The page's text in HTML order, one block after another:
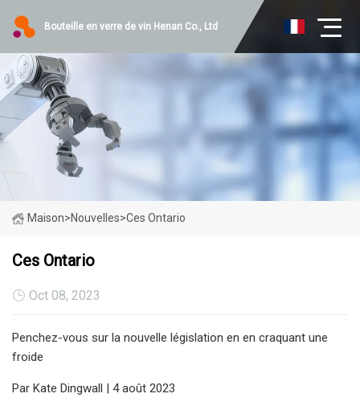
Bouteille en verre de vin Henan Co., Ltd
Maison>Nouvelles>Ces Ontario
Ces Ontario
Oct 08, 2023
Penchez-vous sur la nouvelle législation en en craquant une
froide
Par Kate Dingwall | 4 août 2023